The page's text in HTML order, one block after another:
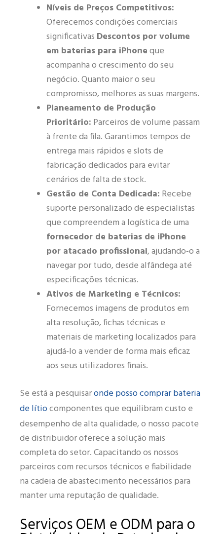
Níveis de Preços Competitivos:
Oferecemos condições comerciais
significativas Descontos por volume
em baterias para iPhoneque
acompanha o crescimento do seu
negócio. Quanto maior o seu
compromisso, melhores as suas margens.
Planeamento de Produção
Prioritário: Parceiros de volume passam
à frente da fila. Garantimos tempos de
entrega mais rápidos e slots de
fabricação dedicados para evitar
cenários de falta de stock.
Gestão de Conta Dedicada: Recebe
suporte personalizado de especialistas
que compreendem a logística de uma
fornecedor de baterias de iPhone
por atacado profissional, ajudando-o a
navegar por tudo, desde alfândega até
especificações técnicas.
Ativos de Marketing e Técnicos:
Fornecemos imagens de produtos em
alta resolução, fichas técnicas e
materiais de marketing localizados para
ajudá-lo a vender de forma mais eficaz
aos seus utilizadores finais.
Se está a pesquisaronde posso comprar bateria
de lítiocomponentes que equilibram custo e
desempenho de alta qualidade, o nosso pacote
de distribuidor oferece a solução mais
completa do setor. Capacitando os nossos
parceiros com recursos técnicos e fiabilidade
na cadeia de abastecimento necessários para
manter uma reputação de qualidade.
Serviços OEM e ODM para o